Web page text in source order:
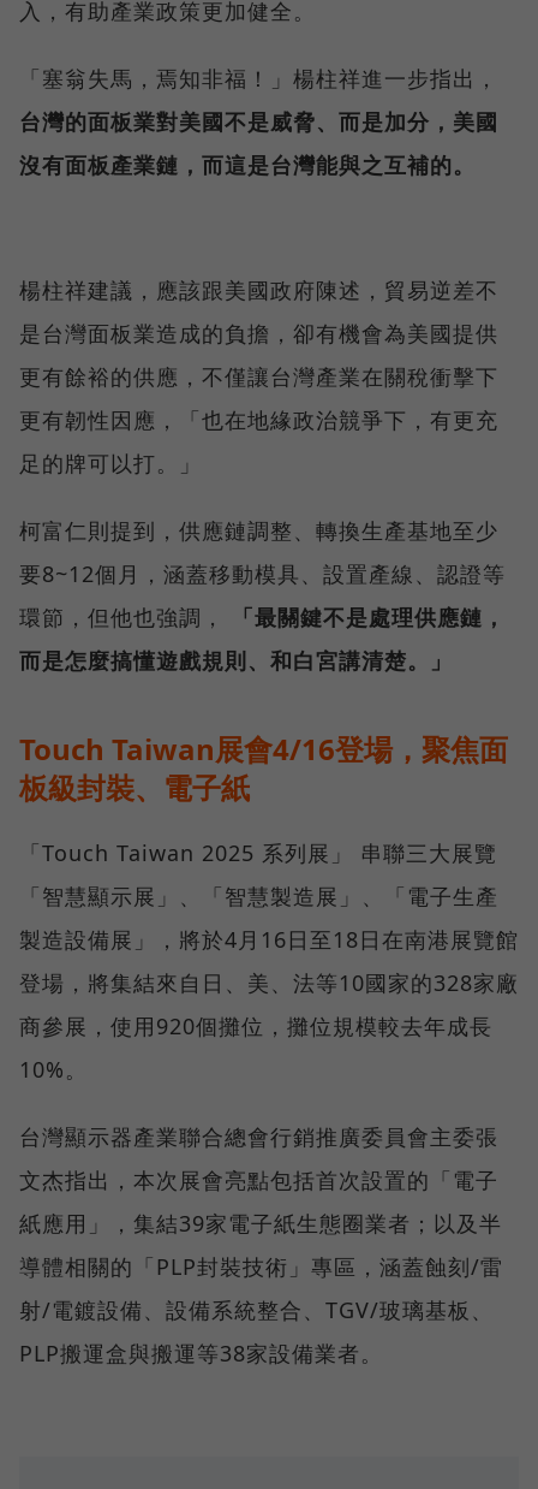
入，有助產業政策更加健全。
「塞翁失馬，焉知非福！」楊柱祥進一步指出，
台灣的面板業對美國不是威脅、而是加分，美國
沒有面板產業鏈，而這是台灣能與之互補的。
楊柱祥建議，應該跟美國政府陳述，貿易逆差不
是台灣面板業造成的負擔，卻有機會為美國提供
更有餘裕的供應，不僅讓台灣產業在關稅衝擊下
更有韌性因應，「也在地緣政治競爭下，有更充
足的牌可以打。」
柯富仁則提到，供應鏈調整、轉換生產基地至少
要8~12個月，涵蓋移動模具、設置產線、認證等
環節，但他也強調，
「最關鍵不是處理供應鏈，
而是怎麼搞懂遊戲規則、和白宮講清楚。」
Touch Taiwan展會4/16登場，聚焦面
板級封裝、電子紙
「Touch Taiwan 2025 系列展」 串聯三大展覽
「智慧顯示展」、「智慧製造展」、「電子生產
製造設備展」，將於4月16日至18日在南港展覽館
登場，將集結來自日、美、法等10國家的328家廠
商參展，使用920個攤位，攤位規模較去年成長
10%。
台灣顯示器產業聯合總會行銷推廣委員會主委張
文杰指出，本次展會亮點包括首次設置的「電子
紙應用」，集結39家電子紙生態圈業者；以及半
導體相關的「PLP封裝技術」專區，涵蓋蝕刻/雷
射/電鍍設備、設備系統整合、TGV/玻璃基板、
PLP搬運盒與搬運等38家設備業者。